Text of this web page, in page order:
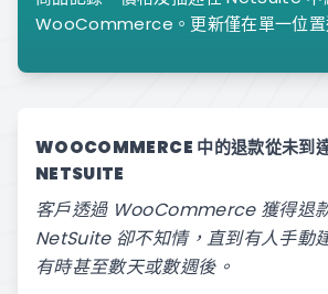
WooCommerce。更新僅在單一位置
WOOCOMMERCE 中的退款從未到
NETSUITE
客戶透過 WooCommerce 獲得退
NetSuite 卻不知情，直到有人手動
有時甚至數天或數週後。